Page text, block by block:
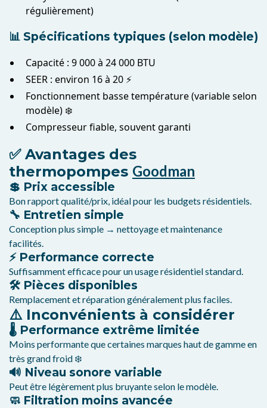
régulièrement)
📊 Spécifications typiques (selon modèle)
Capacité : 9 000 à 24 000 BTU
SEER : environ 16 à 20 ⚡
Fonctionnement basse température (variable selon
modèle) ❄️
Compresseur fiable, souvent garanti
✅ Avantages des
thermopompes Goodman
💲 Prix accessible
Bon rapport qualité/prix, idéal pour les budgets résidentiels.
🔧 Entretien simple
Conception plus simple → nettoyage et maintenance
facilités.
⚡ Performance correcte
Suffisamment efficace pour un usage résidentiel standard.
🛠️ Pièces disponibles
Remplacement et réparation généralement plus faciles.
⚠️ Inconvénients à considérer
🌡️ Performance extrême limitée
Moins performante que certaines marques haut de gamme en
très grand froid ❄️
🔊 Niveau sonore variable
Peut être légèrement plus bruyante selon le modèle.
🧼 Filtration moins avancée